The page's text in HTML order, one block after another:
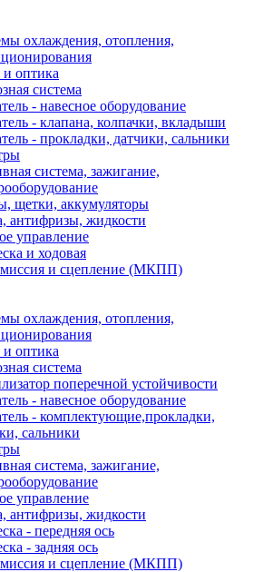
охлаждения, отопления,
и оптика
система
- навесное оборудование
- клапана, колпачки, вкладыши
- прокладки, датчики, сальники
система, зажигание,
щетки, аккумуляторы
антифризы, жидкости
управление
и ходовая
и сцепление (МКПП)
охлаждения, отопления,
и оптика
система
поперечной устойчивости
- навесное оборудование
- комплектующие,прокладки,
сальники
система, зажигание,
управление
антифризы, жидкости
- передняя ось
- задняя ось
и сцепление (МКПП)